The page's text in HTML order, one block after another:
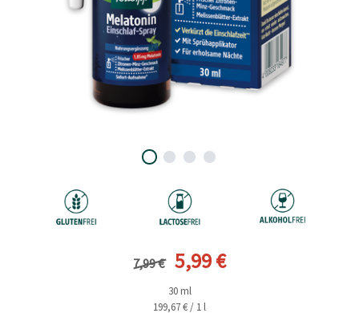
Vorheriger Preis
7,99 € Aktueller Preis
5,99 €
30 ml
199,67 € / 1 l